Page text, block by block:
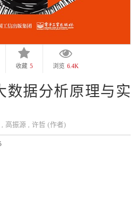
收藏 5 浏览 6.4K
数据分析原理与实
, 高振源 , 许哲 (作者)